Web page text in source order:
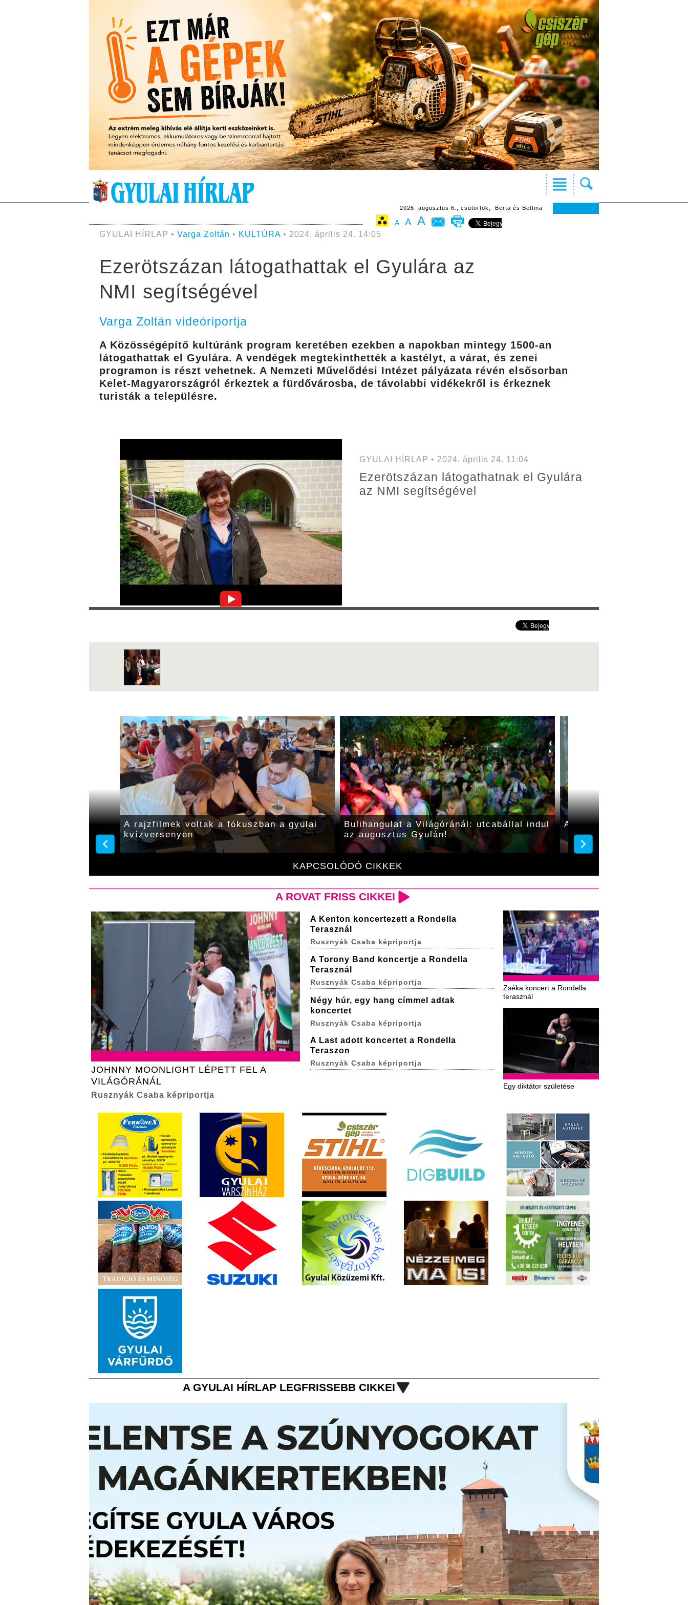
2026. augusztus 6., csütörtök, Berta és Bettina
A A A
GYULAI HÍRLAP • Varga Zoltán • KULTÚRA• 2024. április 24. 14:05
Ezerötszázan látogathattak el Gyulára az
NMI segítségével
Varga Zoltán videóriportja
A Közösségépítő kultúránk program keretében ezekben a napokban mintegy 1500-an
látogathattak el Gyulára. A vendégek megtekinthették a kastélyt, a várat, és zenei
programon is részt vehetnek. A Nemzeti Művelődési Intézet pályázata révén elsősorban
Kelet-Magyarországról érkeztek a fürdővárosba, de távolabbi vidékekről is érkeznek
turisták a településre.
GYULAI HÍRLAP • 2024. április 24. 11:04
Ezerötszázan látogathatnak el Gyulára
az NMI segítségével
KAPCSOLÓDÓ CIKKEK
A rajzfilmek voltak a fókuszban a gyulai
kvízversenyen
Bulihangulat a Világóránál: utcabállal indul
az augusztus Gyulán!
A Hyppolit kapcsán Mikó
A ROVAT FRISS CIKKEI
JOHNNY MOONLIGHT LÉPETT FEL A
VILÁGÓRÁNÁL
Rusznyák Csaba képriportja
Zséka koncert a Rondella
terasznál
Egy diktátor születése
A Kenton koncertezett a Rondella
Terasznál
Rusznyák Csaba képriportja
A Torony Band koncertje a Rondella
Terasznál
Rusznyák Csaba képriportja
Négy húr, egy hang címmel adtak
koncertet
Rusznyák Csaba képriportja
A Last adott koncertet a Rondella
Teraszon
Rusznyák Csaba képriportja
A GYULAI HÍRLAP LEGFRISSEBB CIKKEI